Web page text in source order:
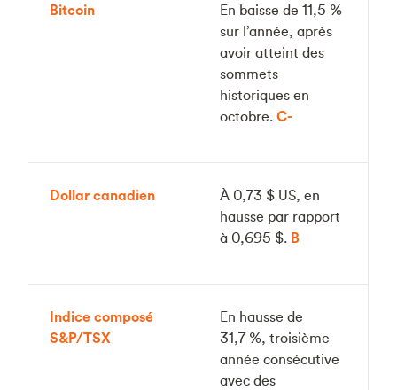
Bitcoin
En baisse de 11,5 %
sur l’année, après
avoir atteint des
sommets
historiques en
octobre. C-
Dollar canadien
À 0,73 $ US, en
hausse par rapport
à 0,695 $. B
Indice composé
S&P/TSX
En hausse de
31,7 %, troisième
année consécutive
avec des